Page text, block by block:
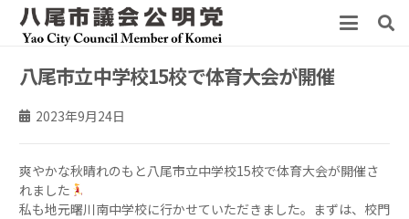
八尾市立中学校15校で体育大会が開催
2023年9月24日
爽やかな秋晴れのもと八尾市立中学校15校で体育大会が開催さ
れました
私も地元曙川南中学校に行かせていただきました。まずは、校門